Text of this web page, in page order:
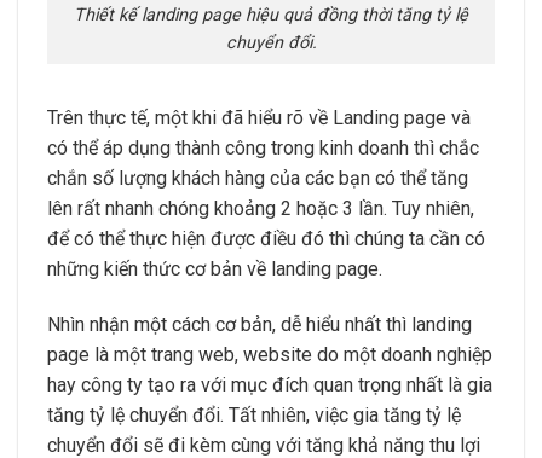
Thiết kế landing page hiệu quả đồng thời tăng tỷ lệ
chuyển đổi.
Trên thực tế, một khi đã hiểu rõ về Landing page và
có thể áp dụng thành công trong kinh doanh thì chắc
chắn số lượng khách hàng của các bạn có thể tăng
lên rất nhanh chóng khoảng 2 hoặc 3 lần. Tuy nhiên,
để có thể thực hiện được điều đó thì chúng ta cần có
những kiến thức cơ bản về landing page.
Nhìn nhận một cách cơ bản, dễ hiểu nhất thì landing
page là một trang web, website do một doanh nghiệp
hay công ty tạo ra với mục đích quan trọng nhất là gia
tăng tỷ lệ chuyển đổi. Tất nhiên, việc gia tăng tỷ lệ
chuyển đổi sẽ đi kèm cùng với tăng khả năng thu lợi